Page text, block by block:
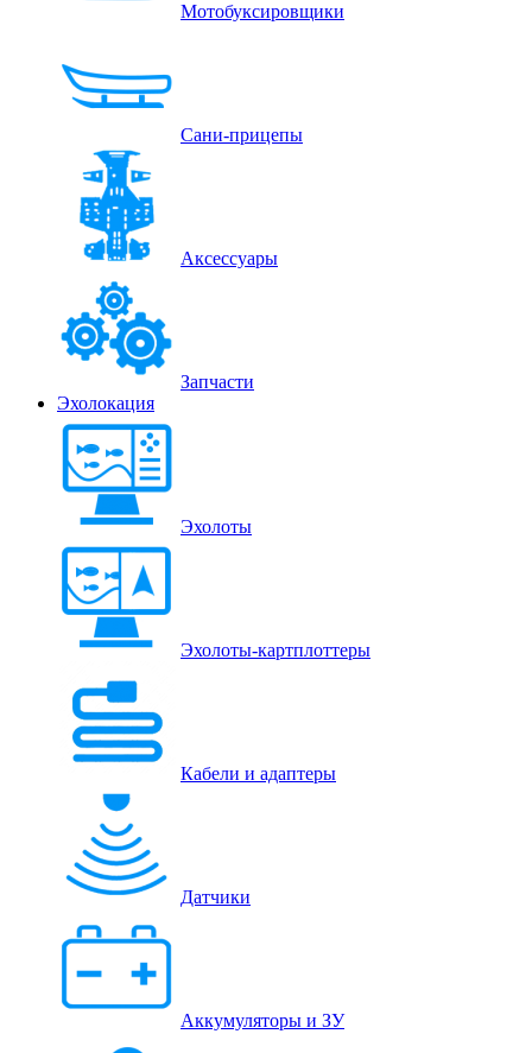
Мотобуксировщики
Сани-прицепы
Аксессуары
Запчасти
Эхолокация
Эхолоты
Эхолоты-картплоттеры
Кабели и адаптеры
Датчики
Аккумуляторы и ЗУ